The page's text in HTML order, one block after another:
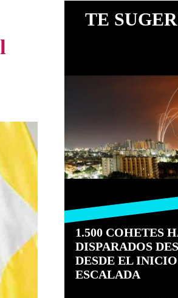
TE
1.500 COHETES
DISPARADOS
DESDE EL
ESCALADA